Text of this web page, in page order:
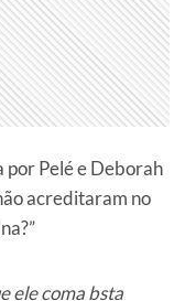
Pelé e Deborah
acreditaram no
ele coma bsta